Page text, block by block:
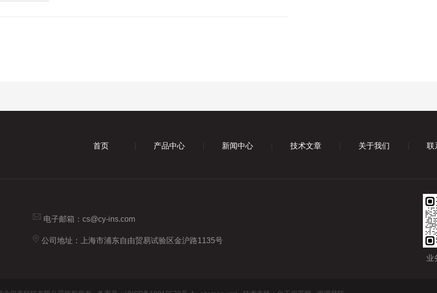
首页 产品中心 新闻中心 技术文章 关于我们 联
电子邮箱： cs@cy-ins.com
公司地址：上海市浦东自由贸易试验区金沪路1135号
业